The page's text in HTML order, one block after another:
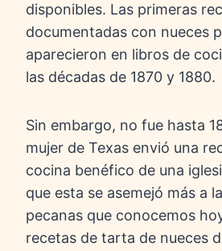
disponibles. Las primeras
documentadas con nueces
aparecieron en libros de
las décadas de 1870 y 1880.
Sin embargo, no fue hasta
mujer de Texas envió una
cocina benéfico de una
que esta se asemejó más a
pecanas que conocemos
recetas de tarta de nueces